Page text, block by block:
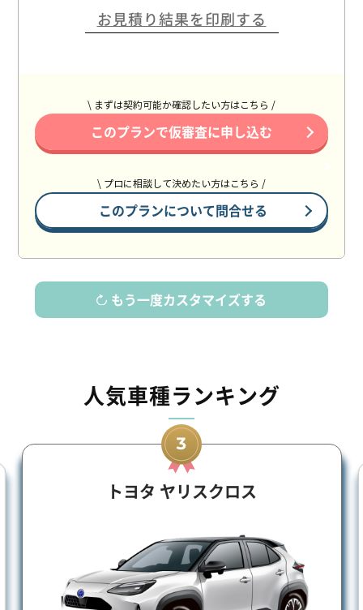
お見積り結果を印刷する
\ まずは契約可能か確認したい方はこちら /
このプランで仮審査に申し込む
\ プロに相談して決めたい方はこちら /
このプランについて問合せる
もう一度カスタマイズする
人気車種ランキング
トヨタ ヤリスクロス